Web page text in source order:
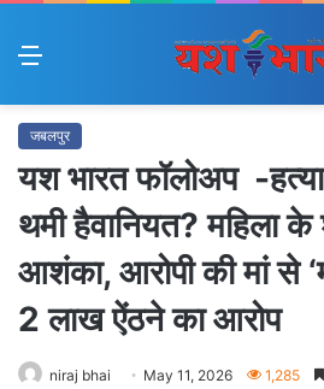
Menu
जबलपुर
यश भारत फॉलोअप -
थमी हैवानियत? महिला
आशंका, आरोपी की मां से
2 लाख ऐंठने का आरोप
niraj bhai May 11, 2026 1,285